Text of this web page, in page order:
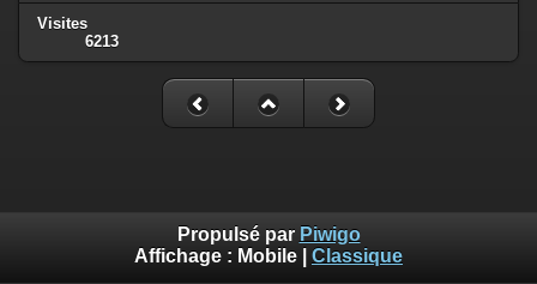
Visites
6213
Propulsé par Piwigo
Affichage : Mobile Classique